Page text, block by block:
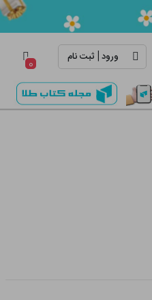
ورود| ثبت نام ۰